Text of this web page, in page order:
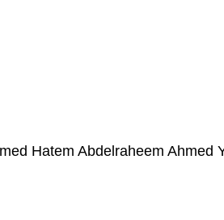
Hatem Abdelraheem